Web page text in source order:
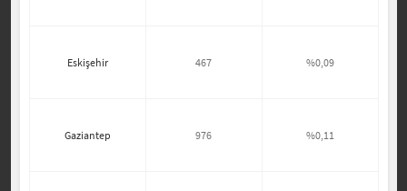
Eskişehir 467 %0,09
Gaziantep 976 %0,11